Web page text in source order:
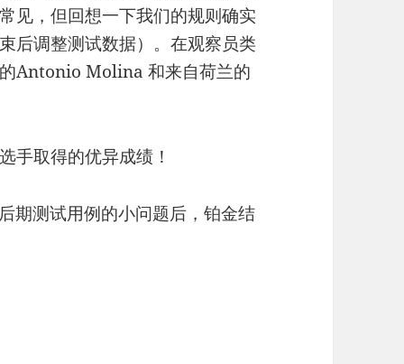
见，但回想一下我们的规则确实
后调整测试数据）。在观察员类
Antonio Molina 和来自荷兰的
手取得的优异成绩！
期测试用例的小问题后，铂金结